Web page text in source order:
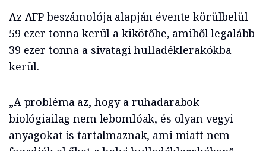
Az AFP beszámolója alapján évente körülbelül
59 ezer tonna kerül a kikötőbe, amiből legalább
39 ezer tonna a sivatagi hulladéklerakókba
kerül.
„A probléma az, hogy a ruhadarabok
biológiailag nem lebomlóak, és olyan vegyi
anyagokat is tartalmaznak, ami miatt nem